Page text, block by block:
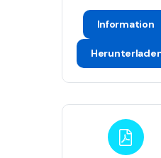
Information